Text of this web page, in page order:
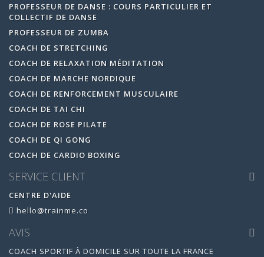
PROFESSEUR DE DANSE : COURS PARTICULIER ET
COLLECTIF DE DANSE
PROFESSEUR DE ZUMBA
COACH DE STRETCHING
COACH DE RELAXATION MÉDITATION
COACH DE MARCHE NORDIQUE
COACH DE RENFORCEMENT MUSCULAIRE
COACH DE TAI CHI
COACH DE ROSE PILATE
COACH DE QI GONG
COACH DE CARDIO BOXING
SERVICE CLIENT
CENTRE D'AIDE
hello@trainme.co
AVIS
COACH SPORTIF À DOMICILE SUR TOUTE LA FRANCE